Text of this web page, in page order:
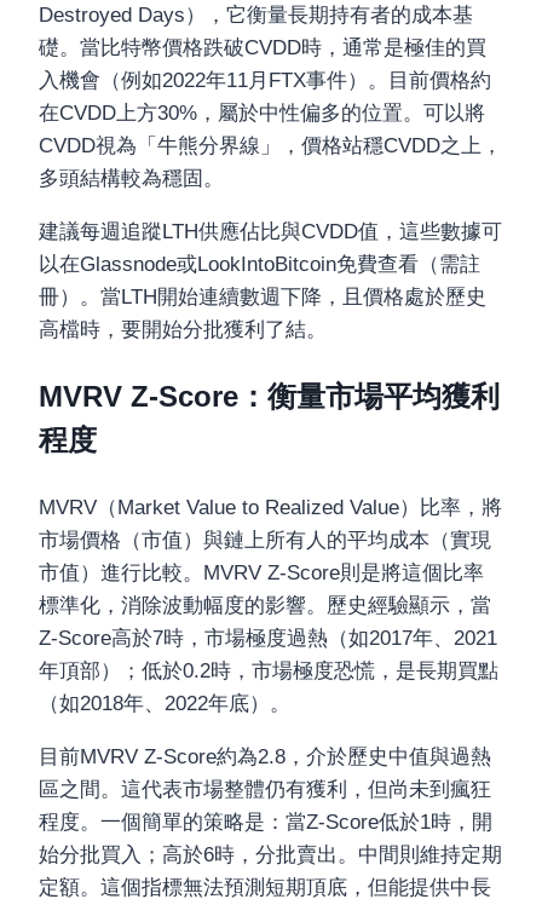
Destroyed Days），它衡量長期持有者的成本基
礎。當比特幣價格跌破CVDD時，通常是極佳的買
入機會（例如2022年11月FTX事件）。目前價格約
在CVDD上方30%，屬於中性偏多的位置。可以將
CVDD視為「牛熊分界線」，價格站穩CVDD之上，
多頭結構較為穩固。
建議每週追蹤LTH供應佔比與CVDD值，這些數據可
以在Glassnode或LookIntoBitcoin免費查看（需註
冊）。當LTH開始連續數週下降，且價格處於歷史
高檔時，要開始分批獲利了結。
MVRV Z-Score：衡量市場平均獲利
程度
MVRV（Market Value to Realized Value）比率，將
市場價格（市值）與鏈上所有人的平均成本（實現
市值）進行比較。MVRV Z-Score則是將這個比率
標準化，消除波動幅度的影響。歷史經驗顯示，當
Z-Score高於7時，市場極度過熱（如2017年、2021
年頂部）；低於0.2時，市場極度恐慌，是長期買點
（如2018年、2022年底）。
目前MVRV Z-Score約為2.8，介於歷史中值與過熱
區之間。這代表市場整體仍有獲利，但尚未到瘋狂
程度。一個簡單的策略是：當Z-Score低於1時，開
始分批買入；高於6時，分批賣出。中間則維持定期
定額。這個指標無法預測短期頂底，但能提供中長